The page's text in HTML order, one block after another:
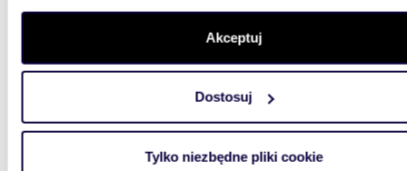
szczegółów. W Deklaracji plików cookie możesz zmienić
wycofać swoją zgodę w dowolnej chwili.
aby oferować funkcje społecznościowe i analizować ruch w
witrynie. Informacje o tym, jak korzystasz z naszej witryny,
analitycznym. Partnerzy mogą połączyć te informacje z
Akceptuj
Dostosuj
Tylko niezbędne pliki cookie
4500